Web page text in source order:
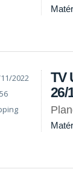
2022
TV
26/